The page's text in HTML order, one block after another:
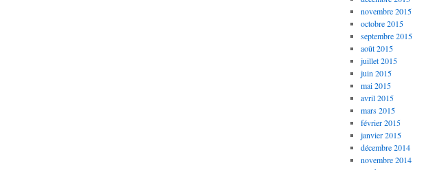
novembre 2015
octobre 2015
septembre 2015
août 2015
juillet 2015
juin 2015
mai 2015
avril 2015
mars 2015
février 2015
janvier 2015
décembre 2014
novembre 2014